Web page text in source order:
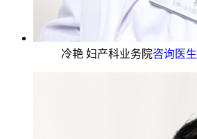
冷艳 妇产科业务院咨询医生